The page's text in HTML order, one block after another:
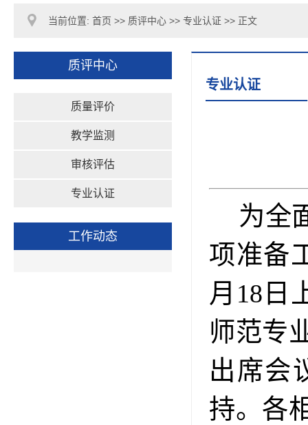
当前位置: 首页 >> 质评中心 >> 专业认证 >> 正文
质评中心
质量评价
教学监测
审核评估
专业认证
工作动态
专业认证
为全
项准备
月18日
师范专
出席会
持。各